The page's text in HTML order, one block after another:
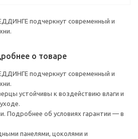
подчеркнут современный и
о товаре
подчеркнут современный и
устойчивы к воздействию влаги и
Подробнее об условиях гарантии — в
панелями, цоколями и